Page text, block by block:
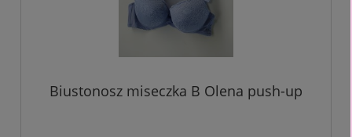
Biustonosz miseczka B Olena push-up